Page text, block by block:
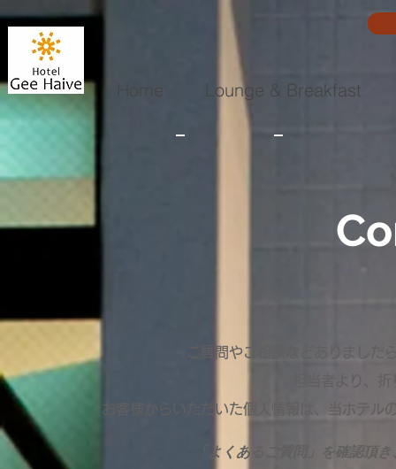
Home Lounge & Breakfast
ご質問やご相談などありました
お客様からいただいた個人情報は、当ホテル
「よくあるご質問」を確認頂